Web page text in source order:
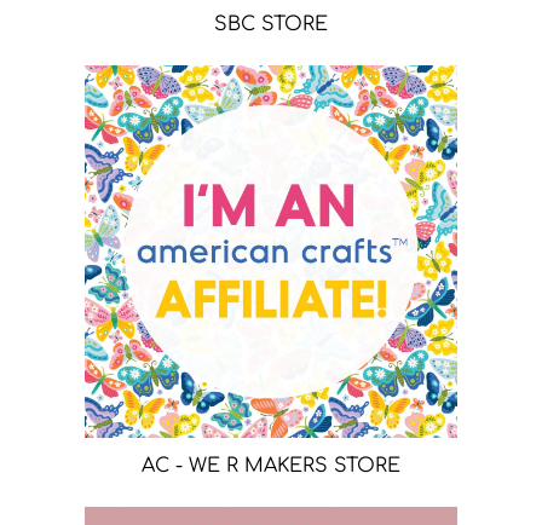
SBC STORE
AC - WE R MAKERS STORE